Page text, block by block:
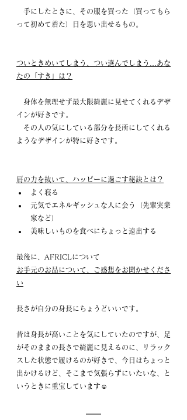
手にしたときに、その服を買った（買ってもら
って初めて着た）日を思い出せるもの。
ついときめいてしまう、つい選んでしまう…あな
たの「すき」は？
身体を無理せず最大限綺麗に見せてくれるデザ
インが好きです。
その人の気にしている部分を長所にしてくれる
ようなデザインが特に好きです。
肩の力を抜いて、ハッピーに過ごす秘訣とは？
よく寝る
元気でエネルギッシュな人に会う（先輩実業
家など）
美味しいものを食べにちょっと遠出する
最後に、AFRICLについて
お手元のお品について、ご感想をお聞かせくださ
い
長さが自分の身長にちょうどいいです。
昔は身長が高いことを気にしていたのですが、足
がそのままの長さで綺麗に見えるのに、リラック
スした状態で履けるのが好きで、今日はちょっと
出かけるけど、そこまで気張らずにいたいな、と
いうときに重宝しています☺